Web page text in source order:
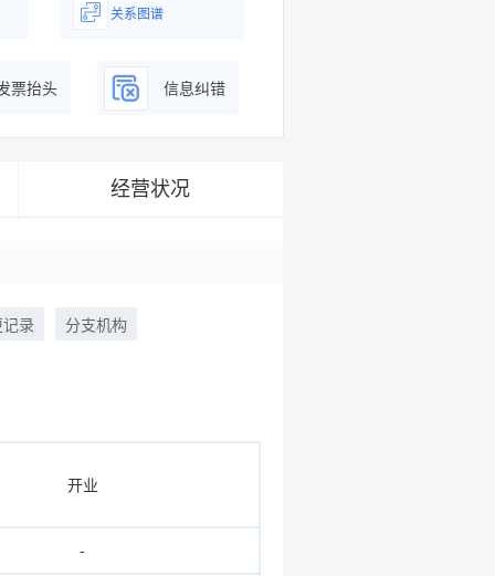
关系图谱
票抬头 信息纠错
经营状况
记录 分支机构
开业
-